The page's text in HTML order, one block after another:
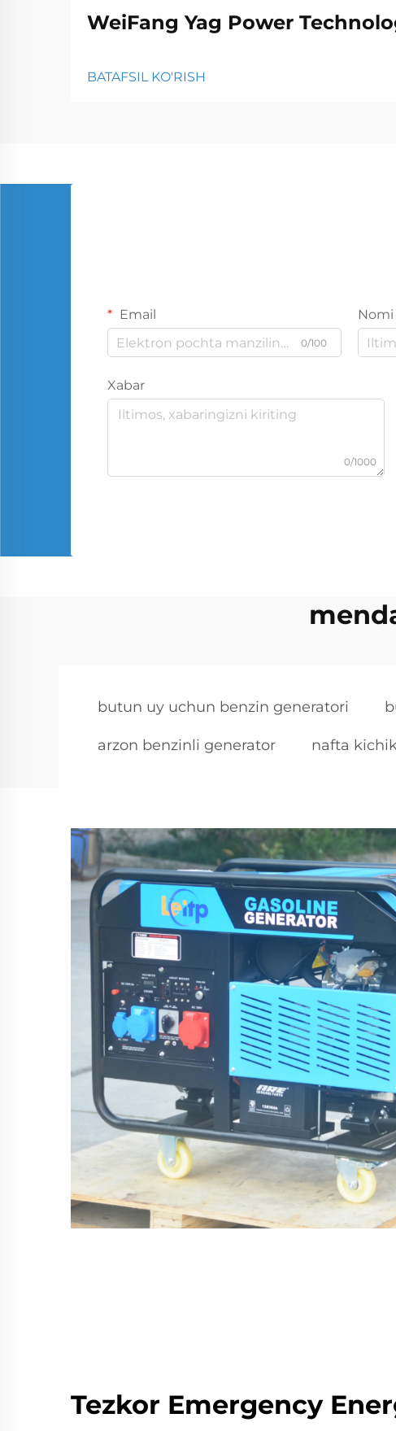
WeiFang Yag Power
BATAFSIL KO'RISH
Email
0/100
Nomi
Xabar
0/1000
butun uy uchun benzin generatori
arzon benzinli generator nafta
Tezkor Emergency